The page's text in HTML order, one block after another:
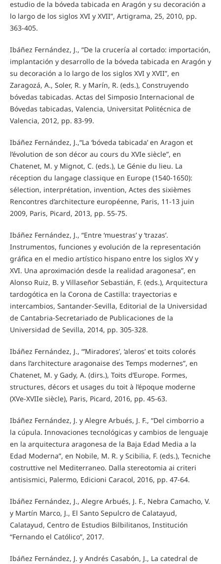
estudio de la bóveda tabicada en Aragón y su decoración a
lo largo de los siglos XVI y XVII”, Artigrama, 25, 2010, pp.
363-405.
Ibáñez Fernández, J., “De la crucería al cortado: importación,
implantación y desarrollo de la bóveda tabicada en Aragón y
su decoración a lo largo de los siglos XVI y XVII”, en
Zaragozá, A., Soler, R. y Marín, R. (eds.), Construyendo
bóvedas tabicadas. Actas del Simposio Internacional de
Bóvedas tabicadas, Valencia, Universitat Politécnica de
Valencia, 2012, pp. 83-99.
Ibáñez Fernández, J.,“La ‘bóveda tabicada’ en Aragon et
l’évolution de son décor au cours du XVIe siècle”, en
Chatenet, M. y Mignot, C. (eds.), Le Génie du lieu. La
réception du langage classique en Europe (1540-1650):
sélection, interprétation, invention, Actes des sixièmes
Rencontres d’architecture européenne, Paris, 11-13 juin
2009, Paris, Picard, 2013, pp. 55-75.
Ibáñez Fernández, J., “Entre ‘muestras’ y ‘trazas’.
Instrumentos, funciones y evolución de la representación
gráfica en el medio artístico hispano entre los siglos XV y
XVI. Una aproximación desde la realidad aragonesa”, en
Alonso Ruiz, B. y Villaseñor Sebastián, F. (eds.), Arquitectura
tardogótica en la Corona de Castilla: trayectorias e
intercambios, Santander-Sevilla, Editorial de la Universidad
de Cantabria-Secretariado de Publicaciones de la
Universidad de Sevilla, 2014, pp. 305-328.
Ibáñez Fernández, J., “’Miradores’, ‘aleros’ et toits colorés
dans l’architecture aragonaise des Temps modernes”, en
Chatenet, M. y Gady, A. (dirs.), Toits d’Europe. Formes,
structures, décors et usages du toit à l’époque moderne
(XVe-XVIIe siècle), Paris, Picard, 2016, pp. 45-63.
Ibáñez Fernández, J. y Alegre Arbués, J. F., “Del cimborrio a
la cúpula. Innovaciones tecnológicas y cambios de lenguaje
en la arquitectura aragonesa de la Baja Edad Media a la
Edad Moderna”, en Nobile, M. R. y Scibilia, F. (eds.), Tecniche
costruttive nel Mediterraneo. Dalla stereotomia ai criteri
antisismici, Palermo, Edicioni Caracol, 2016, pp. 47-64.
Ibáñez Fernández, J., Alegre Arbués, J. F., Nebra Camacho, V.
y Martín Marco, J., El Santo Sepulcro de Calatayud,
Calatayud, Centro de Estudios Bilbilitanos, Institución
“Fernando el Católico”, 2017.
Ibáñez Fernández, J. y Andrés Casabón, J., La catedral de